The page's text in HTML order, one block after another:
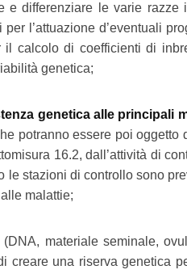
differenziare le varie razze
l’attuazione d’eventuali
il calcolo di coefficienti di
genetica;
genetica alle principali
potranno essere poi
16.2, dall’attività di
stazioni di controllo sono
malattie;
(DNA, materiale seminale,
una riserva genetica